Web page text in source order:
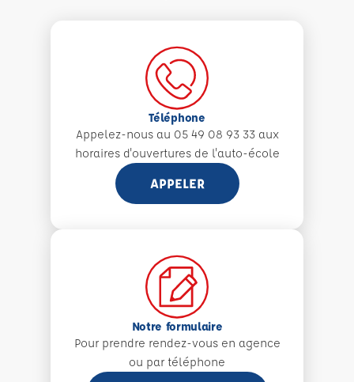
Téléphone
Appelez-nous au 05 49 08 93 33 aux
horaires d'ouvertures de l'auto-école
APPELER
Notre formulaire
Pour prendre rendez-vous en agence
ou par téléphone